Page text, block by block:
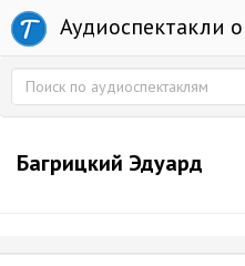
Аудиоспектакли
Багрицкий Эдуард